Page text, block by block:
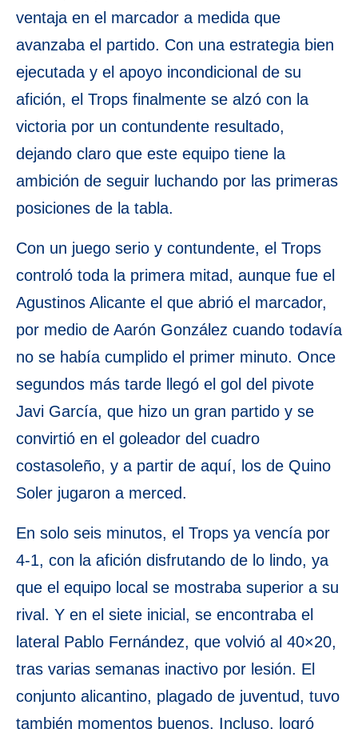
ventaja en el marcador a medida que
avanzaba el partido. Con una estrategia bien
ejecutada y el apoyo incondicional de su
afición, el Trops finalmente se alzó con la
victoria por un contundente resultado,
dejando claro que este equipo tiene la
ambición de seguir luchando por las primeras
posiciones de la tabla.
Con un juego serio y contundente, el Trops
controló toda la primera mitad, aunque fue el
Agustinos Alicante el que abrió el marcador,
por medio de Aarón González cuando todavía
no se había cumplido el primer minuto. Once
segundos más tarde llegó el gol del pivote
Javi García, que hizo un gran partido y se
convirtió en el goleador del cuadro
costasoleño, y a partir de aquí, los de Quino
Soler jugaron a merced.
En solo seis minutos, el Trops ya vencía por
4-1, con la afición disfrutando de lo lindo, ya
que el equipo local se mostraba superior a su
rival. Y en el siete inicial, se encontraba el
lateral Pablo Fernández, que volvió al 40×20,
tras varias semanas inactivo por lesión. El
conjunto alicantino, plagado de juventud, tuvo
también momentos buenos. Incluso, logró